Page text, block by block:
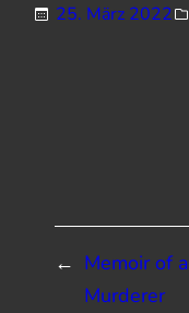
25. März 2022
← Memoir of a
Murderer